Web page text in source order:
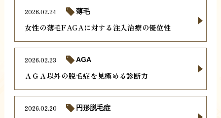
女性の薄毛FAGAに対する注入治療の優位性
2026.02.24 薄毛
ＡＧＡ以外の脱毛症を見極める診断力
2026.02.23 AGA
2026.02.20 円形脱毛症